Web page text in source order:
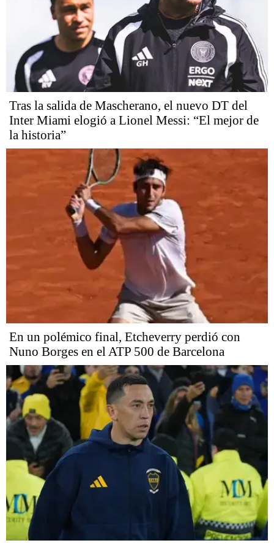
Tras la salida de Mascherano, el nuevo DT del
Inter Miami elogió a Lionel Messi: “El mejor de
la historia”
En un polémico final, Etcheverry perdió con
Nuno Borges en el ATP 500 de Barcelona